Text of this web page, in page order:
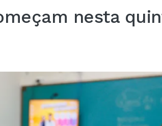
nesta